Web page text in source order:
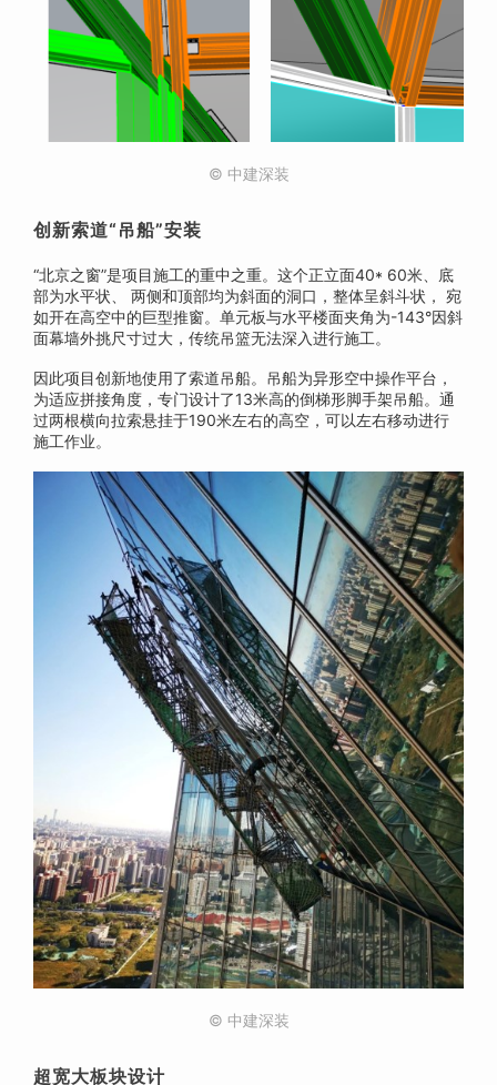
© 中建深装
创新索道“吊船”安装
“北京之窗”是项目施工的重中之重。这个正立面40* 60米、底
部为水平状、 两侧和顶部均为斜面的洞口，整体呈斜斗状， 宛
如开在高空中的巨型推窗。单元板与水平楼面夹角为-143°因斜
面幕墙外挑尺寸过大，传统吊篮无法深入进行施工。
因此项目创新地使用了索道吊船。吊船为异形空中操作平台，
为适应拼接角度，专门设计了13米高的倒梯形脚手架吊船。通
过两根横向拉索悬挂于190米左右的高空，可以左右移动进行
施工作业。
© 中建深装
超宽大板块设计